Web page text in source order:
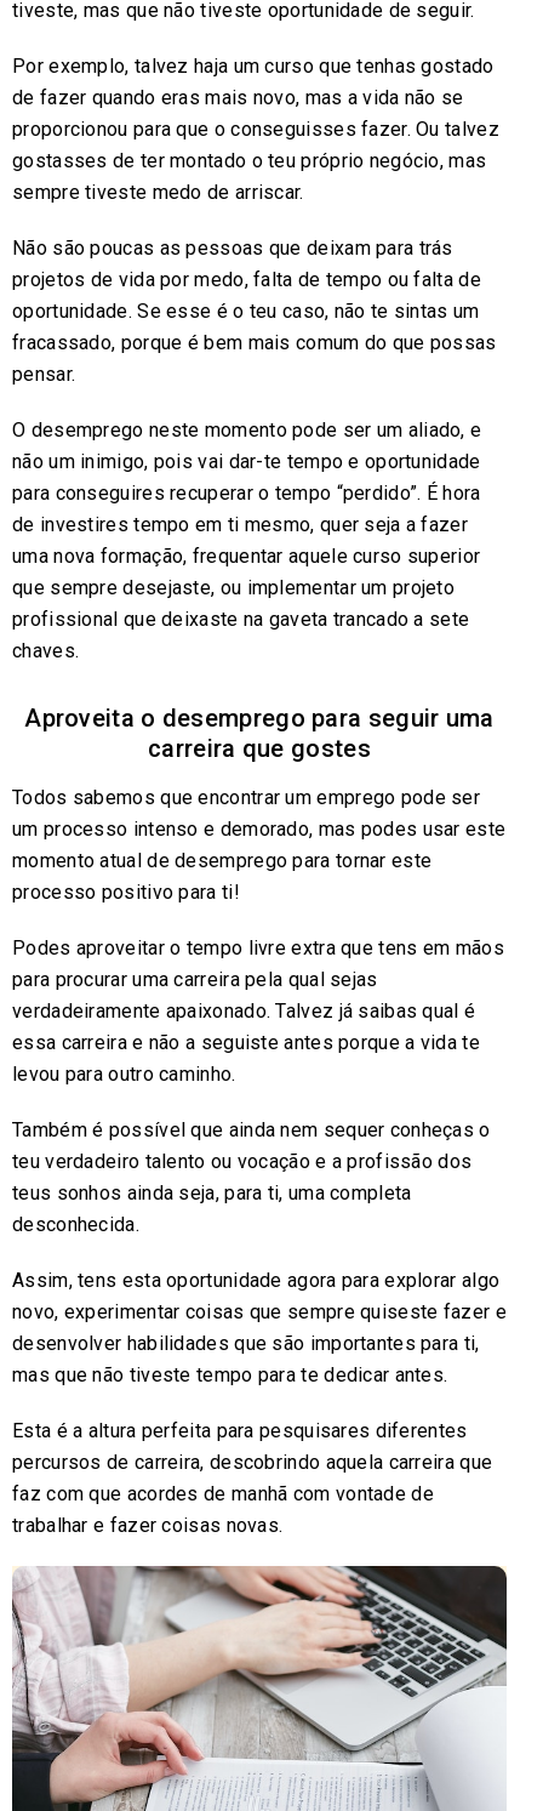
tiveste, mas que não tiveste oportunidade de seguir.
Por exemplo, talvez haja um curso que tenhas gostado
de fazer quando eras mais novo, mas a vida não se
proporcionou para que o conseguisses fazer. Ou talvez
gostasses de ter montado o teu próprio negócio, mas
sempre tiveste medo de arriscar.
Não são poucas as pessoas que deixam para trás
projetos de vida por medo, falta de tempo ou falta de
oportunidade. Se esse é o teu caso, não te sintas um
fracassado, porque é bem mais comum do que possas
pensar.
O desemprego neste momento pode ser um aliado, e
não um inimigo, pois vai dar-te tempo e oportunidade
para conseguires recuperar o tempo “perdido”. É hora
de investires tempo em ti mesmo, quer seja a fazer
uma nova formação, frequentar aquele curso superior
que sempre desejaste, ou implementar um projeto
profissional que deixaste na gaveta trancado a sete
chaves.
Aproveita o desemprego para seguir uma
carreira que gostes
Todos sabemos que encontrar um emprego pode ser
um processo intenso e demorado, mas podes usar este
momento atual de desemprego para tornar este
processo positivo para ti!
Podes aproveitar o tempo livre extra que tens em mãos
para procurar uma carreira pela qual sejas
verdadeiramente apaixonado. Talvez já saibas qual é
essa carreira e não a seguiste antes porque a vida te
levou para outro caminho.
Também é possível que ainda nem sequer conheças o
teu verdadeiro talento ou vocação e a profissão dos
teus sonhos ainda seja, para ti, uma completa
desconhecida.
Assim, tens esta oportunidade agora para explorar algo
novo, experimentar coisas que sempre quiseste fazer e
desenvolver habilidades que são importantes para ti,
mas que não tiveste tempo para te dedicar antes.
Esta é a altura perfeita para pesquisares diferentes
percursos de carreira, descobrindo aquela carreira que
faz com que acordes de manhã com vontade de
trabalhar e fazer coisas novas.